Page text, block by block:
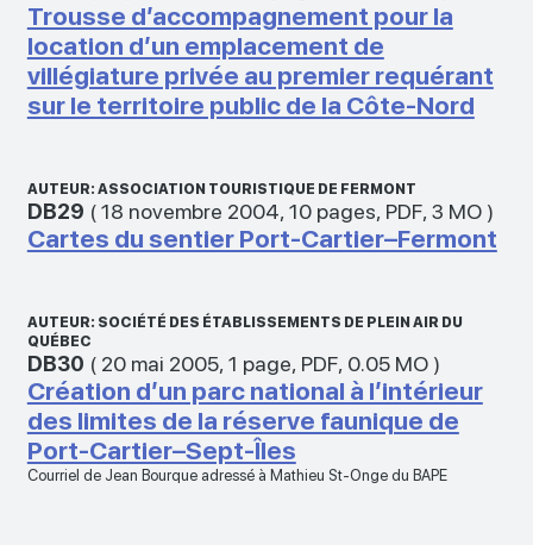
Trousse d’accompagnement pour la
location d’un emplacement de
villégiature privée au premier requérant
sur le territoire public de la Côte-Nord
AUTEUR: ASSOCIATION TOURISTIQUE DE FERMONT
DB29 (18 novembre 2004, 10 pages, PDF, 3 MO)
Cartes du sentier Port-Cartier–Fermont
AUTEUR: SOCIÉTÉ DES ÉTABLISSEMENTS DE PLEIN AIR DU
QUÉBEC
DB30 ( 20 mai 2005, 1 page, PDF, 0.05 MO)
Création d’un parc national à l’intérieur
des limites de la réserve faunique de
Port-Cartier–Sept-Îles
Courriel de Jean Bourque adressé à Mathieu St-Onge du BAPE